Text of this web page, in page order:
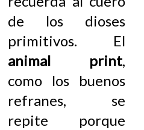
de los dioses
primitivos. El
animal print,
como los buenos
refranes, se
repite porque